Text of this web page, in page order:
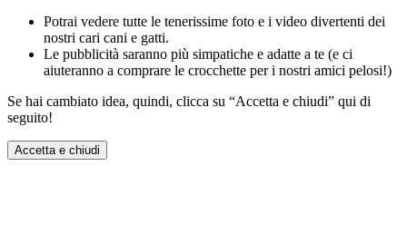
Potrai vedere tutte le tenerissime foto e i video divertenti dei
nostri cari cani e gatti.
Le pubblicità saranno più simpatiche e adatte a te (e ci
aiuteranno a comprare le crocchette per i nostri amici pelosi!)
Se hai cambiato idea, quindi, clicca su “Accetta e chiudi” qui di
seguito!
Accetta e chiudi